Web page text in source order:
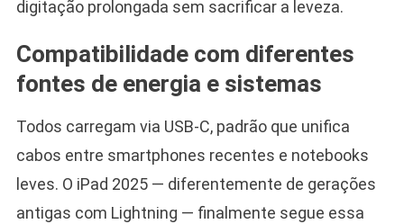
digitação prolongada sem sacrificar a leveza.
Compatibilidade com diferentes
fontes de energia e sistemas
Todos carregam via USB-C, padrão que unifica
cabos entre smartphones recentes e notebooks
leves. O iPad 2025 — diferentemente de gerações
antigas com Lightning — finalmente segue essa